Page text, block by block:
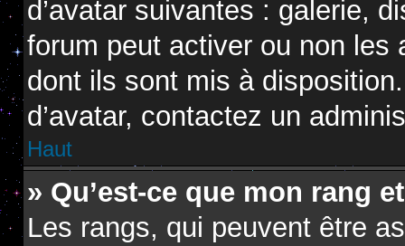
d’avatar suivantes : galerie,
forum peut activer ou non les
dont ils sont mis à
d’avatar, contactez un
Haut
» Qu’est-ce que mon rang
Les rangs, qui peuvent être